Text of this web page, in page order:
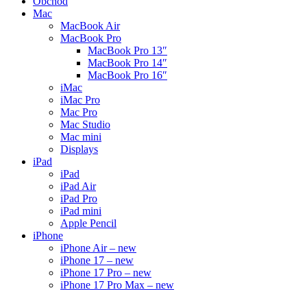
Mac
MacBook Air
MacBook Pro
MacBook Pro 13″
MacBook Pro 14″
MacBook Pro 16″
iMac
iMac Pro
Mac Pro
Mac Studio
Mac mini
Displays
iPad
iPad
iPad Air
iPad Pro
iPad mini
Apple Pencil
iPhone
iPhone Air – new
iPhone 17 – new
iPhone 17 Pro – new
iPhone 17 Pro Max – new